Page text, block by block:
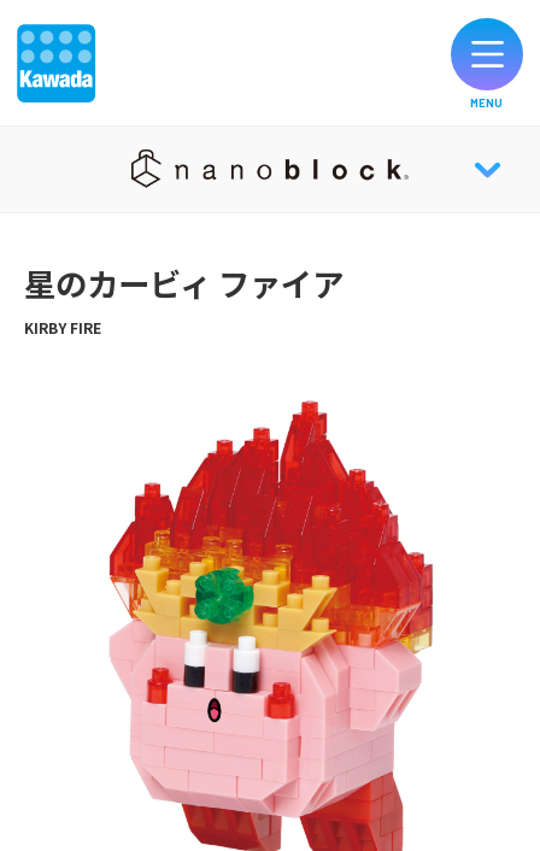
会社情報 JP
オリジナルブランド一覧
お客様サポート
公式SNS
MENU
HISTORY
AWARD
LICENSE
STORE
CATALOG
星のカービィ ファイア
KIRBY FIRE